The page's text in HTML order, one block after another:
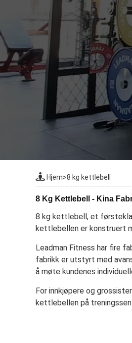
Hjem>8 kg kettlebell
8 Kg Kettlebell - Kina
8 kg kettlebell, et
kettlebellen er konstruert
Leadman Fitness har fire
fabrikk er utstyrt med
å møte kundenes
For innkjøpere og
kettlebellen på